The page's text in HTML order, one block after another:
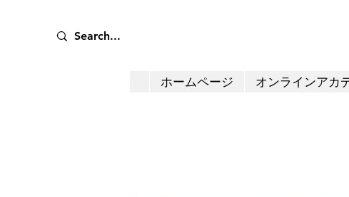
ホームページ オンラインアカ